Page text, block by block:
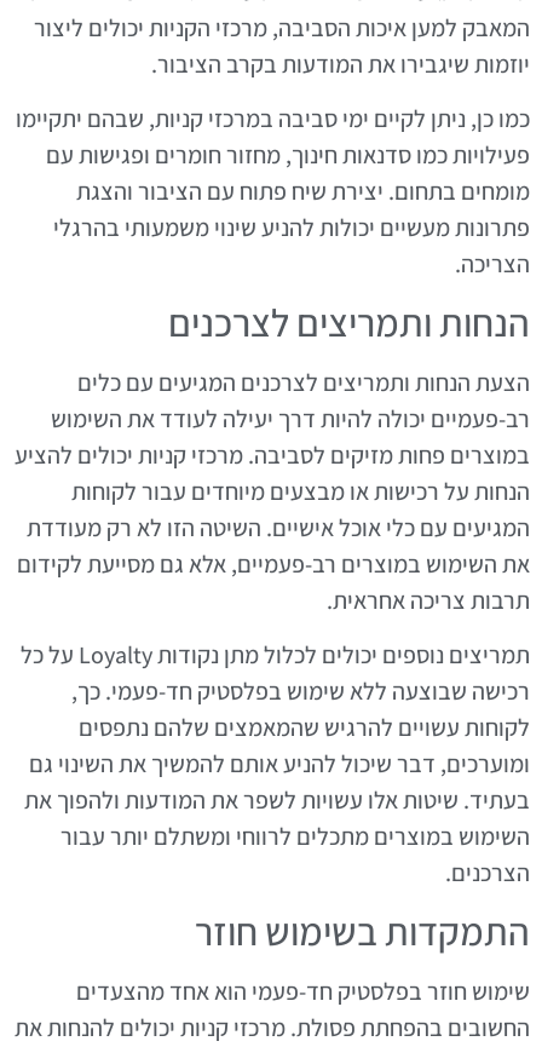
המאבק למען איכות הסביבה, מרכזי הקניות יכולים ליצור
יוזמות שיגבירו את המודעות בקרב הציבור.
כמו כן, ניתן לקיים ימי סביבה במרכזי קניות, שבהם יתקיימו
פעילויות כמו סדנאות חינוך, מחזור חומרים ופגישות עם
מומחים בתחום. יצירת שיח פתוח עם הציבור והצגת
פתרונות מעשיים יכולות להניע שינוי משמעותי בהרגלי
הצריכה.
הנחות ותמריצים לצרכנים
הצעת הנחות ותמריצים לצרכנים המגיעים עם כלים
רב-פעמיים יכולה להיות דרך יעילה לעודד את השימוש
במוצרים פחות מזיקים לסביבה. מרכזי קניות יכולים להציע
הנחות על רכישות או מבצעים מיוחדים עבור לקוחות
המגיעים עם כלי אוכל אישיים. השיטה הזו לא רק מעודדת
את השימוש במוצרים רב-פעמיים, אלא גם מסייעת לקידום
תרבות צריכה אחראית.
תמריצים נוספים יכולים לכלול מתן נקודות Loyalty על כל
רכישה שבוצעה ללא שימוש בפלסטיק חד-פעמי. כך,
לקוחות עשויים להרגיש שהמאמצים שלהם נתפסים
ומוערכים, דבר שיכול להניע אותם להמשיך את השינוי גם
בעתיד. שיטות אלו עשויות לשפר את המודעות ולהפוך את
השימוש במוצרים מתכלים לרווחי ומשתלם יותר עבור
הצרכנים.
התמקדות בשימוש חוזר
שימוש חוזר בפלסטיק חד-פעמי הוא אחד מהצעדים
החשובים בהפחתת פסולת. מרכזי קניות יכולים להנחות את